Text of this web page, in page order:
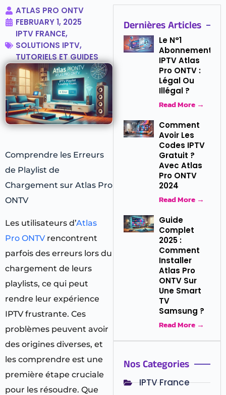
ATLAS PRO ONTV
FEBRUARY 1, 2025
IPTV FRANCE,
SOLUTIONS IPTV,
TUTORIELS ET GUIDES
Comprendre les Erreurs
de Playlist de
Chargement sur Atlas Pro
ONTV
Les utilisateurs d’Atlas
Pro ONTVrencontrent
parfois des erreurs lors du
chargement de leurs
playlists, ce qui peut
rendre leur expérience
IPTV frustrante. Ces
problèmes peuvent avoir
des origines diverses, et
les comprendre est une
première étape cruciale
pour les résoudre. Que
Dernières Articles
Le N°1
Abonnement
IPTV Atlas
Pro ONTV :
Légal Ou
Illégal ?
Read More →
Comment
Avoir Les
Codes IPTV
Gratuit ?
Avec Atlas
Pro ONTV
2024
Read More →
Guide
Complet
2025 :
Comment
Installer
Atlas Pro
ONTV Sur
Une Smart
TV
Samsung ?
Read More →
Nos Categories
IPTV France